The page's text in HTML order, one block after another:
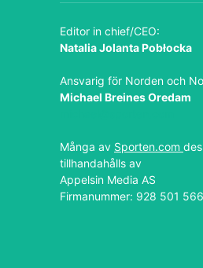
Editor in chief/CEO:
Natalia Jolanta Pobłocka
Ansvarig för Norden och
Michael Breines Oredam
Många av Sporten.com
tillhandahålls av
Appelsin Media AS
Firmanummer: 928 501 566